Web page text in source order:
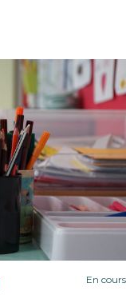
En cours